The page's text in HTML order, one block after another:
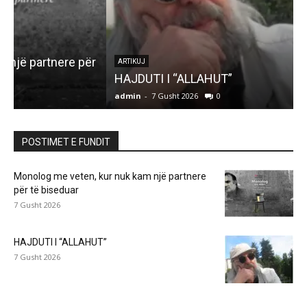
ARTIKUJ
HAJDUTI I “ALLAHUT”
0
POSTIMET E FUNDIT
Monolog me veten, kur nuk kam një partnere
për të biseduar
7 Gusht 2026
HAJDUTI I “ALLAHUT”
7 Gusht 2026